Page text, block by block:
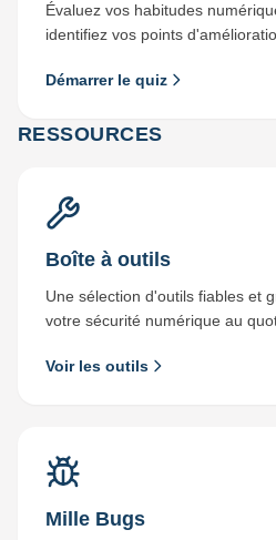
Évaluez vos habitudes
identifiez vos points
Démarrer le quiz
RESSOURCES
Boîte à outils
Une sélection d'outils fiables et
votre sécurité numérique au
Voir les outils
Mille Bugs